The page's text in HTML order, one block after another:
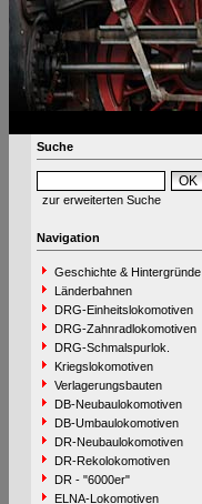
Suche
zur erweiterten Suche
Navigation
Geschichte & Hintergründe
Länderbahnen
DRG-Einheitslokomotiven
DRG-Zahnradlokomotiven
DRG-Schmalspurlok.
Kriegslokomotiven
Verlagerungsbauten
DB-Neubaulokomotiven
DB-Umbaulokomotiven
DR-Neubaulokomotiven
DR-Rekolokomotiven
DR - "6000er"
ELNA-Lokomotiven